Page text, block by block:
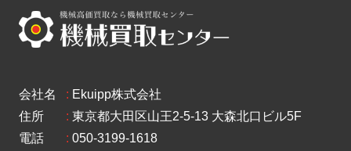
会社名 : Ekuipp株式会社
住所
: 東京都大田区山王2-5-13 大森北口ビル5F
電話
: 050-3199-1618